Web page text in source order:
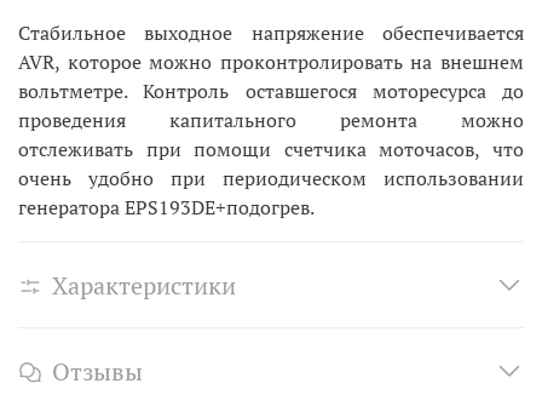
Стабильное выходное напряжение обеспечивается
AVR, которое можно проконтролировать на внешнем
вольтметре. Контроль оставшегося моторесурса до
проведения капитального ремонта можно
отслеживать при помощи счетчика моточасов, что
очень удобно при периодическом использовании
генератора EPS193DE+подогрев.
Характеристики
Отзывы